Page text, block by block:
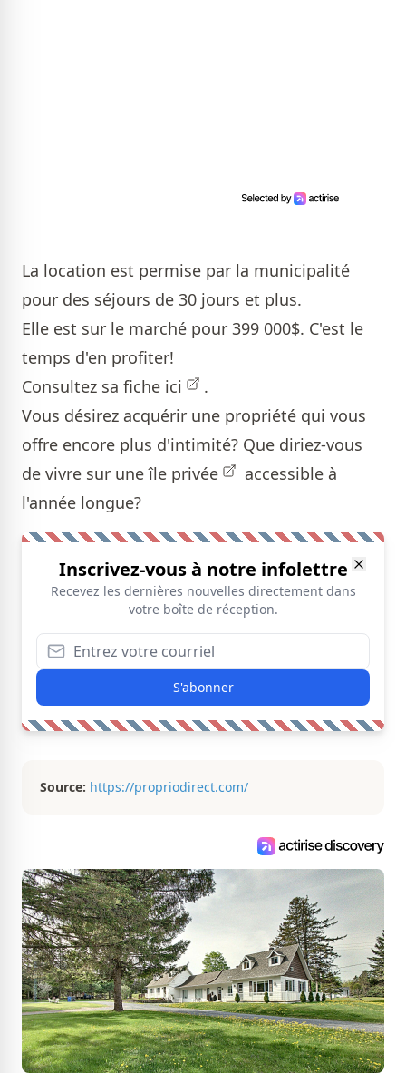
La location est permise par la municipalité
pour des séjours de 30 jours et plus.
Elle est sur le marché pour 399 000$. C'est le
temps d'en profiter!
Consultez sa fiche ici
.
Vous désirez acquérir une propriété qui vous
offre encore plus d'intimité? Que diriez-vous
de vivre sur uneîle privée
accessible à
l'année longue?
Inscrivez-vous à notre infolettre
Recevez les dernières nouvelles directement dans
votre boîte de réception.
S'abonner
Source: https://propriodirect.com/